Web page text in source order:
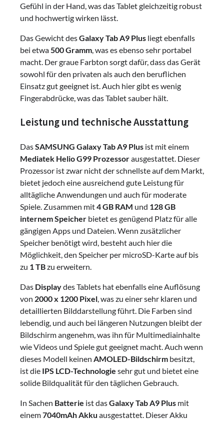
Gefühl in der Hand, was das Tablet gleichzeitig robust
und hochwertig wirken lässt.
Das Gewicht desGalaxy Tab A9 Plus liegt ebenfalls
bei etwa500 Gramm, was es ebenso sehr portabel
macht. Der graue Farbton sorgt dafür, dass das Gerät
sowohl für den privaten als auch den beruflichen
Einsatz gut geeignet ist. Auch hier gibt es wenig
Fingerabdrücke, was das Tablet sauber hält.
Leistung und technische Ausstattung
DasSAMSUNG Galaxy Tab A9 Plus ist mit einem
Mediatek Helio G99 Prozessorausgestattet. Dieser
Prozessor ist zwar nicht der schnellste auf dem Markt,
bietet jedoch eine ausreichend gute Leistung für
alltägliche Anwendungen und auch für moderate
Spiele. Zusammen mit4 GB RAM und 128 GB
internem Speicher bietet es genügend Platz für alle
gängigen Apps und Dateien. Wenn zusätzlicher
Speicher benötigt wird, besteht auch hier die
Möglichkeit, den Speicher per microSD-Karte auf bis
zu 1 TBzu erweitern.
Das Displaydes Tablets hat ebenfalls eine Auflösung
von 2000 x 1200 Pixel , was zu einer sehr klaren und
detaillierten Bilddarstellung führt. Die Farben sind
lebendig, und auch bei längeren Nutzungen bleibt der
Bildschirm angenehm, was ihn für Multimediainhalte
wie Videos und Spiele gut geeignet macht. Auch wenn
dieses Modell keinen AMOLED-Bildschirm besitzt,
ist die IPS LCD-Technologie sehr gut und bietet eine
solide Bildqualität für den täglichen Gebrauch.
In Sachen Batterie ist dasGalaxy Tab A9 Plus mit
einem7040mAh Akku ausgestattet. Dieser Akku